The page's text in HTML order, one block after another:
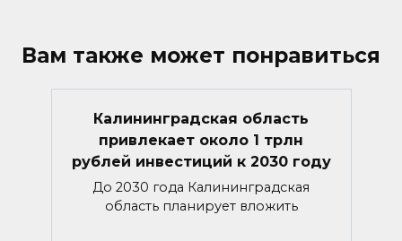
Вам также может понравиться
Калининградская область
привлекает около 1 трлн
рублей инвестиций к 2030 году
До 2030 года Калининградская
область планирует вложить